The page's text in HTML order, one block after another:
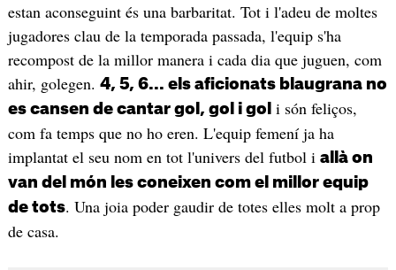
estan aconseguint és una barbaritat. Tot i l'adeu de moltes
jugadores clau de la temporada passada, l'equip s'ha
recompost de la millor manera i cada dia que juguen, com
ahir, golegen. 4, 5, 6... els aficionats blaugrana no
es cansen de cantar gol, gol i gol i són feliços,
com fa temps que no ho eren. L'equip femení ja ha
implantat el seu nom en tot l'univers del futbol i allà on
van del món les coneixen com el millor equip
de tots. Una joia poder gaudir de totes elles molt a prop
de casa.